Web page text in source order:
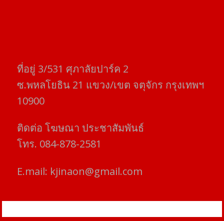
ที่อยู่​ 3/531​ ศุภาลัยปาร์ค​ 2
ซ.พหลโยธิน​ 21​ แขวง/เขต​ จตุจักร​ กรุงเทพฯ
10900
ติดต่อ​ โฆษณา​ ประชาสัมพันธ์
โทร​. 084-878-2581
E.mail: kjinaon@gmail.com